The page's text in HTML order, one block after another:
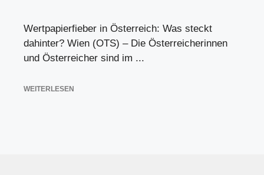
Wertpapierfieber in Österreich: Was steckt
dahinter? Wien (OTS) – Die Österreicherinnen
und Österreicher sind im ...
WEITERLESEN